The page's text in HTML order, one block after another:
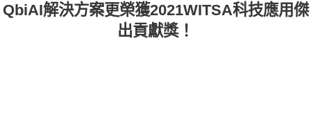
QbiAI解決方案更榮獲2021WITSA科技應用傑
出貢獻獎！